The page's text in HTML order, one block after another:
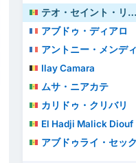
テオ・セイント・リュス
アブドゥ・ディアロ
アントニー・メンディ
Ilay Camara
ムサ・ニアカテ
カリドゥ・クリバリ
El Hadji Malick Diouf
アブドゥライ・セック